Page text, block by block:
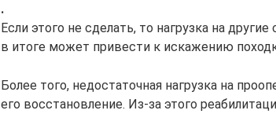
.
Если этого не сделать, то нагрузка на
в итоге может привести к искажению
Более того, недостаточная нагрузка на
его восстановление. Из-за этого